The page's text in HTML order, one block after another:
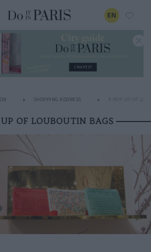
EN
SHOPPING ADDRESS
OF LOUBOUTIN BAGS